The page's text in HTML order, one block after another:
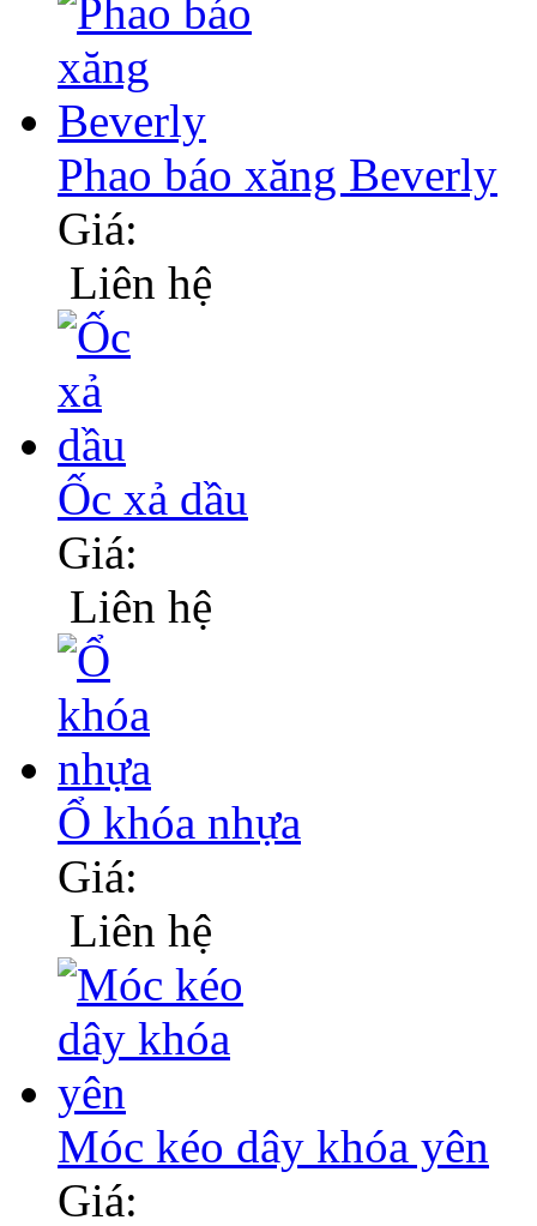
Phao báo xăng Beverly
Giá:
Liên hệ
Ốc xả dầu
Giá:
Liên hệ
Ổ khóa nhựa
Giá:
Liên hệ
Móc kéo dây khóa yên
Giá: